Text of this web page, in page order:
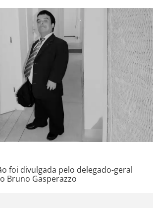
foi divulgada pelo delegado-geral
Bruno Gasperazzo